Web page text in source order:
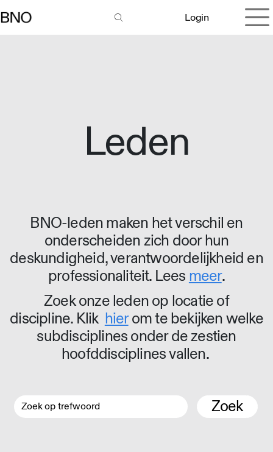
Login
Leden
BNO-leden maken het verschil en
onderscheiden zich door hun
deskundigheid, verantwoordelijkheid en
professionaliteit. Lees meer.
Zoek onze leden op locatie of
discipline. Klik hierom te bekijken welke
subdisciplines onder de zestien
hoofddisciplines vallen.
Zoek